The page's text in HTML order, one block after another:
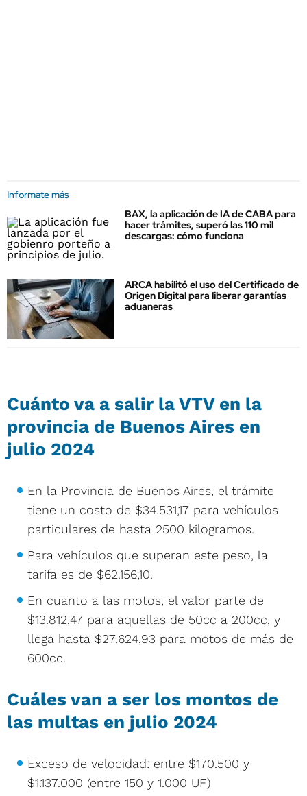
Informate más
BAX, la aplicación de IA de CABA para
hacer trámites, superó las 110 mil
descargas: cómo funciona
ARCA habilitó el uso del Certificado de
Origen Digital para liberar garantías
aduaneras
Cuánto va a salir la VTV en la
provincia de Buenos Aires en
julio 2024
En la Provincia de Buenos Aires, el trámite
tiene un costo de $34.531,17 para vehículos
particulares de hasta 2500 kilogramos.
Para vehículos que superan este peso, la
tarifa es de $62.156,10.
En cuanto a las motos, el valor parte de
$13.812,47 para aquellas de 50cc a 200cc, y
llega hasta $27.624,93 para motos de más de
600cc.
Cuáles van a ser los montos de
las multas en julio 2024
Exceso de velocidad: entre $170.500 y
$1.137.000 (entre 150 y 1.000 UF)